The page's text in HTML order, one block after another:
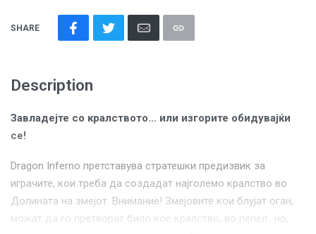
SHARE
Description
Завладејте со кралството… или изгорите обидувајќи
се!
Dragon Inferno претставува стратешки предизвик за
играчите, кои треба да создадат најголемо кралство во
Долината на змејот. Внимание! Змејовите кои блујат оган,
можат да го претворат било кое кралство, во пепел.. но,